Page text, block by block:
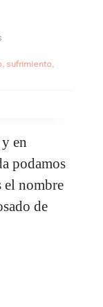
, sufrimiento,
en
podamos
el nombre
de